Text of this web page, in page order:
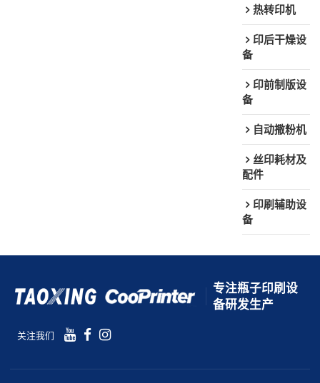
热转印机
印后干燥设
备
印前制版设
备
自动撒粉机
丝印耗材及
配件
印刷辅助设
备
专注瓶子印刷设
备研发生产
关注我们